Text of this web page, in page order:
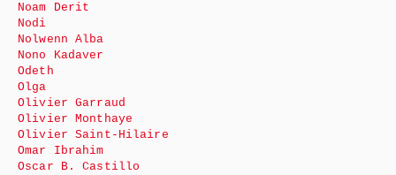
Noam Derit
Nodi
Nolwenn Alba
Nono Kadaver
Odeth
Olga
Olivier Garraud
Olivier Monthaye
Olivier Saint-Hilaire
Omar Ibrahim
Oscar B. Castillo